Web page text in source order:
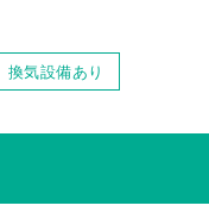
換気設備あり